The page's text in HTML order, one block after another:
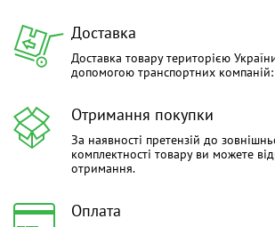
Доставка
Доставка товару територією
допомогою транспортних
Отримання покупки
За наявності претензій до
комплектності товару ви можете
отримання.
Оплата